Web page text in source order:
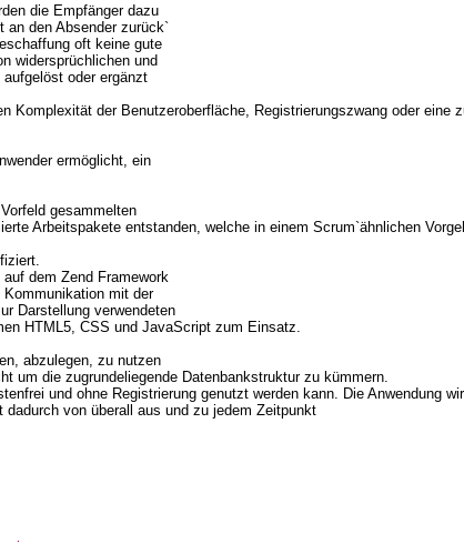
die Empfänger dazu
an den Absender zurück`
oft keine gute
widersprüchlichen und
oder ergänzt
der Benutzeroberfläche, Registrierungszwang oder eine
ermöglicht, ein
gesammelten
Arbeitspakete entstanden, welche in einem Scrum`ähnlichen
dem Zend Framework
mit der
Darstellung verwendeten
HTML5, CSS und JavaScript zum Einsatz.
abzulegen, zu nutzen
um die zugrundeliegende Datenbankstruktur zu kümmern.
und ohne Registrierung genutzt werden kann. Die Anwendung
von überall aus und zu jedem Zeitpunkt